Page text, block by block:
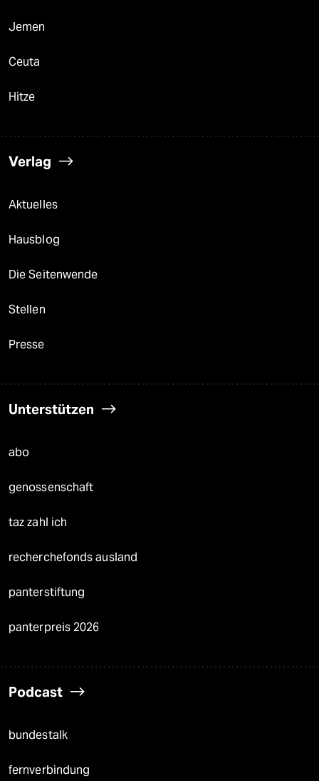
Jemen
Ceuta
Hitze
Verlag
Aktuelles
Hausblog
Die Seitenwende
Stellen
Presse
Unterstützen
abo
genossenschaft
taz zahl ich
recherchefonds ausland
panterstiftung
panterpreis 2026
Podcast
bundestalk
fernverbindung